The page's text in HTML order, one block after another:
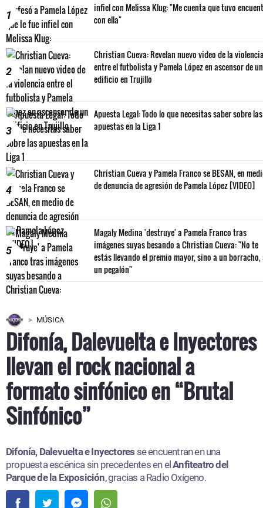
1
infiel con Melissa Klug: "Me cuenta que tuvo
con ella"
2
Christian Cueva: Revelan nuevo video de la
entre el futbolista y Pamela López en ascensor de un
edificio en Trujillo
3
Apuesta Legal: Todo lo que necesitas saber sobre las
apuestas en la Liga 1
4
Christian Cueva y Pamela Franco se BESAN, en
de denuncia de agresión de Pamela López [VIDEO]
5
Magaly Medina 'destruye' a Pamela Franco tras
imágenes suyas besando a Christian Cueva: "No te
estás llevando el premio mayor, sino a un borracho,
un pegalón"
MÚSICA
Difonía, Dalevuelta e Inyectores
llevan el rock nacional a
formato sinfónico en “Brutal
Sinfónico”
Difonía, Dalevuelta e Inyectores se encuentran en una
propuesta escénica sin precedentes en elAnfiteatro del
Parque de la Exposición, gracias a Radio Oxígeno.